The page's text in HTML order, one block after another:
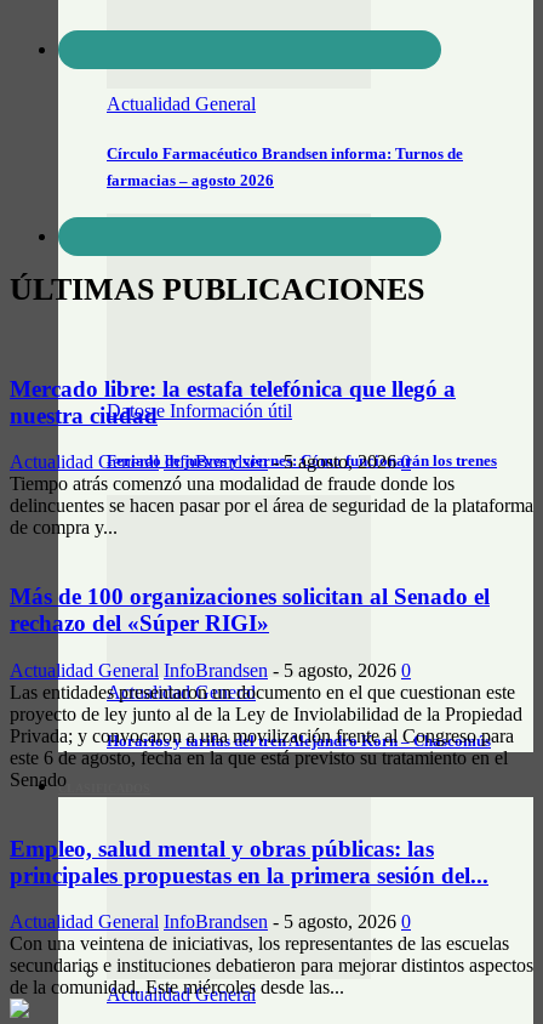
Actualidad General
Círculo Farmacéutico Brandsen informa: Turnos de
farmacias – agosto 2026
Datos e Información útil
Feriado de jueves y viernes: Cómo funcionarán los trenes
Actualidad General
Horarios y tarifas del tren Alejandro Korn – Chascomús
CLASIFICADOS
Actualidad General
ÚLTIMAS PUBLICACIONES
Mercado libre: la estafa telefónica que llegó a
nuestra ciudad
Actualidad General InfoBrandsen - 5 agosto, 2026 0
Tiempo atrás comenzó una modalidad de fraude donde los
delincuentes se hacen pasar por el área de seguridad de la plataforma
de compra y...
Más de 100 organizaciones solicitan al Senado el
rechazo del «Súper RIGI»
Actualidad General InfoBrandsen - 5 agosto, 2026 0
Las entidades presentaron un documento en el que cuestionan este
proyecto de ley junto al de la Ley de Inviolabilidad de la Propiedad
Privada; y convocaron a una movilización frente al Congreso para
este 6 de agosto, fecha en la que está previsto su tratamiento en el
Senado
Empleo, salud mental y obras públicas: las
principales propuestas en la primera sesión del...
Actualidad General InfoBrandsen - 5 agosto, 2026 0
Con una veintena de iniciativas, los representantes de las escuelas
secundarias e instituciones debatieron para mejorar distintos aspectos
de la comunidad. Este miércoles desde las...